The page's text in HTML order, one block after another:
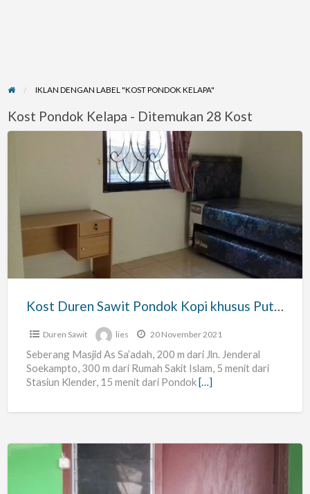
IKLAN DENGAN LABEL "KOST PONDOK KELAPA"
Kost Pondok Kelapa - Ditemukan 28 Kost
Pondok
Kopi
khusus
Putri,
Islam
Kost Duren Sawit Pondok Kopi khusus Putri, AC || 200 m RS Islam
Duren Sawit lies 20 November 2021
Seberang Masjid As Sa’adah, 200 m dari Jln. Jenderal
Soekampto, 300 m dari Rumah Sakit Islam, 5 menit dari
Stasiun Klender, 15 menit dari Pondok[…]